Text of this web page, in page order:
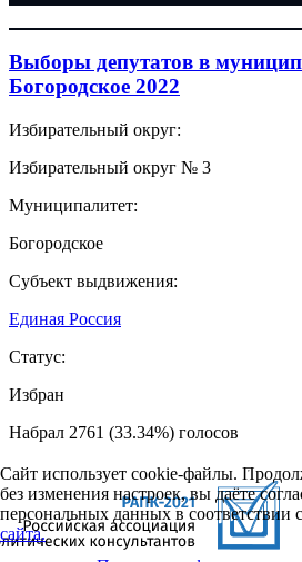
Выборы депутатов в
Богородское 2022
Избирательный округ:
Избирательный округ № 3
Муниципалитет:
Богородское
Субъект выдвижения:
Единая Россия
Статус:
Избран
Набрал 2761 (33.34%) голосов
Сайт использует cookie-файлы.
без изменения настроек, вы даёте
персональных данных в соответствии
сайта.